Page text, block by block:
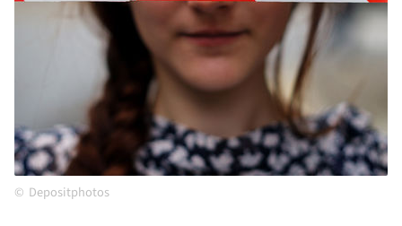
Depositphotos